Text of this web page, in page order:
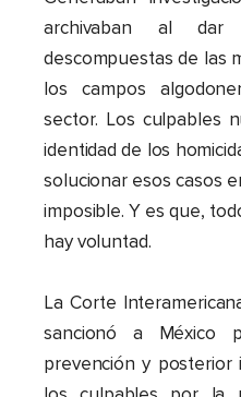
archivaban al dar
descompuestas de las
los campos
sector. Los culpables
identidad de los
solucionar esos casos
imposible. Y es que,
hay voluntad.
La Corte
sancionó a México
prevención y posterior